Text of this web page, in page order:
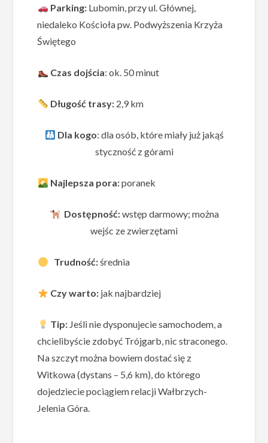
Parking:Lubomin, przy ul. Głównej,
niedaleko Kościoła pw. Podwyższenia Krzyża
Świętego
Czas dojścia: ok. 50 minut
Długość trasy:2,9 km
Dla kogo: dla osób, które miały już jakąś
styczność z górami
Najlepsza pora:poranek
Dostępność:wstęp darmowy; można
wejśc ze zwierzętami
Trudność:średnia
Czy warto:jak najbardziej
Tip:Jeśli nie dysponujecie samochodem, a
chcielibyście zdobyć Trójgarb, nic straconego.
Na szczyt można bowiem dostać się z
Witkowa (dystans – 5,6 km), do którego
dojedziecie pociągiem relacji Wałbrzych-
Jelenia Góra.